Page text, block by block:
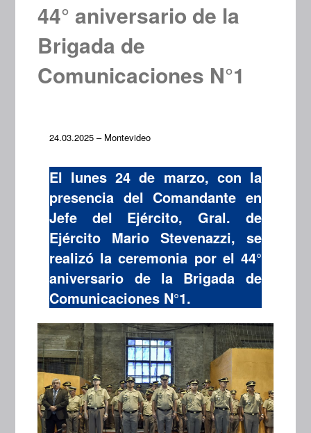
44° aniversario de la
Brigada de
Comunicaciones N°1
24.03.2025 – Montevideo
El lunes 24 de marzo, con la
presencia del Comandante en
Jefe del Ejército, Gral. de
Ejército Mario Stevenazzi, se
realizó la ceremonia por el 44°
aniversario de la Brigada de
Comunicaciones N°1.